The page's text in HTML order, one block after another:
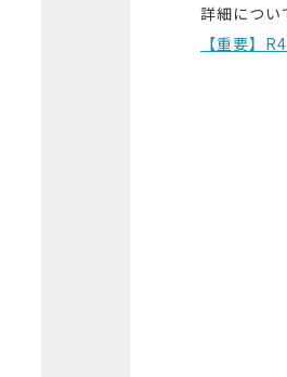
詳細につい
【重要】